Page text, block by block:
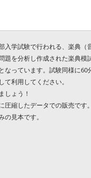
入学試験で行われる、楽典（
題を分析し作成された楽典模
なっています。試験同様に60
利用してください。
しょう！
縮したデータでの販売です。
見本です。